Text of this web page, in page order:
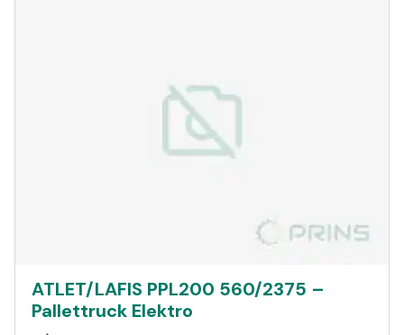
ATLET/LAFIS PPL200 560/2375 –
Pallettruck Elektro